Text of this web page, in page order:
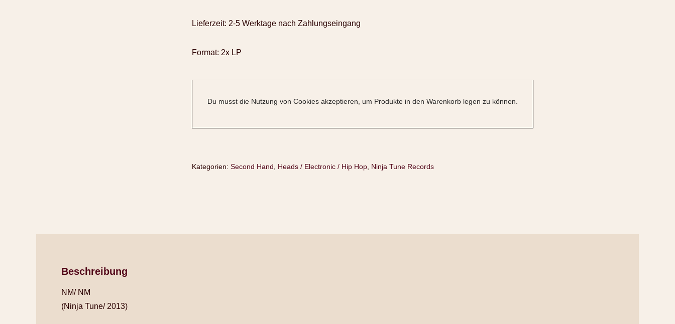
Lieferzeit: 2-5 Werktage nach Zahlungseingang
Format: 2x LP
Du musst die Nutzung von Cookies akzeptieren, um Produkte in den Warenkorb legen zu können.
Kategorien: Second Hand Heads / Electronic / Hip Hop, Ninja Tune Records
Beschreibung
NM/ NM
(Ninja Tune/ 2013)